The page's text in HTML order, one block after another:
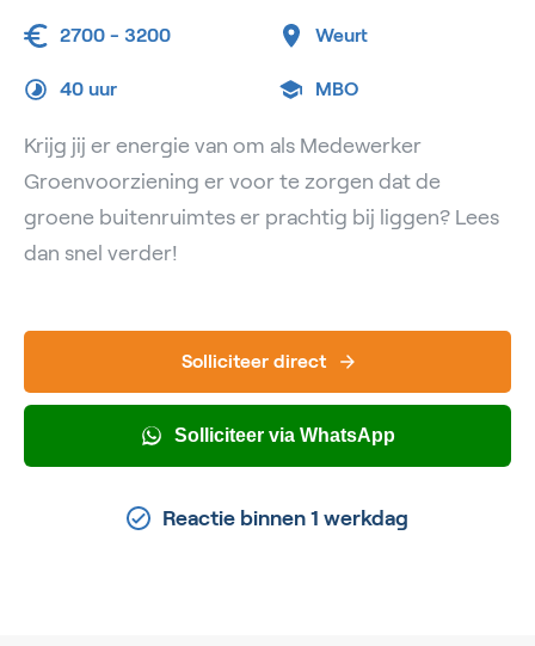
2700 - 3200 Weurt
40 uur MBO
Krijg jij er energie van om als Medewerker
Groenvoorziening er voor te zorgen dat de
groene buitenruimtes er prachtig bij liggen? Lees
dan snel verder!
Solliciteer direct
Solliciteer via WhatsApp
Reactie binnen 1 werkdag